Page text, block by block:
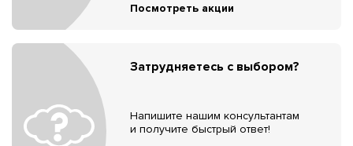
Посмотреть акции
Затрудняетесь с выбором?
Напишите нашим консультантам
и получите быстрый ответ!